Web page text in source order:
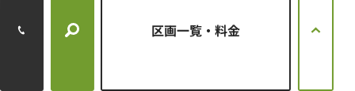
区画一覧・料金